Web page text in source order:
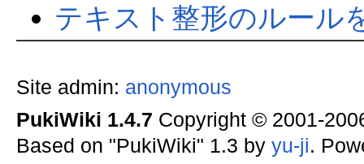
テキスト整形のルール
Site admin: anonymous
PukiWiki 1.4.7 Copyright © 2001-
Based on "PukiWiki" 1.3 by yu-ji.